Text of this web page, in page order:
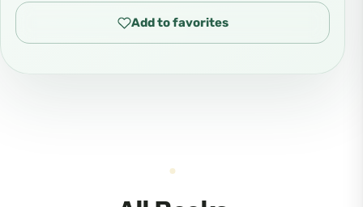
Add to favorites